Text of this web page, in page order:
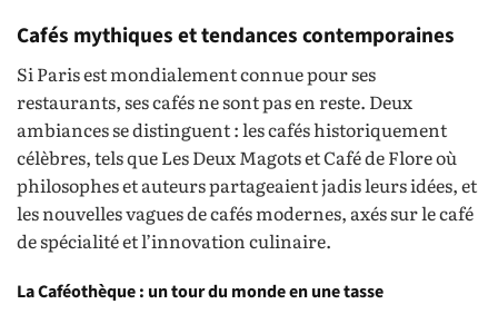
Cafés mythiques et tendances contemporaines
Si Paris est mondialement connue pour ses
restaurants, ses cafés ne sont pas en reste. Deux
ambiances se distinguent : les cafés historiquement
célèbres, tels que Les Deux Magots et Café de Flore où
philosophes et auteurs partageaient jadis leurs idées, et
les nouvelles vagues de cafés modernes, axés sur le café
de spécialité et l’innovation culinaire.
La Caféothèque : un tour du monde en une tasse